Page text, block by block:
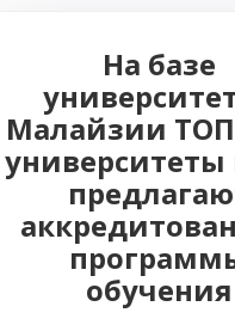
На базе
Малайзии
обучения